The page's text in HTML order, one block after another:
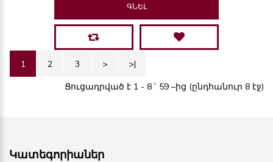
ԳՆԵԼ
1 2 3 > >|
Ցուցադրված է 1 - 8 ` 59 –ից (ընդհանուր 8 էջ)
Կատեգորիաներ